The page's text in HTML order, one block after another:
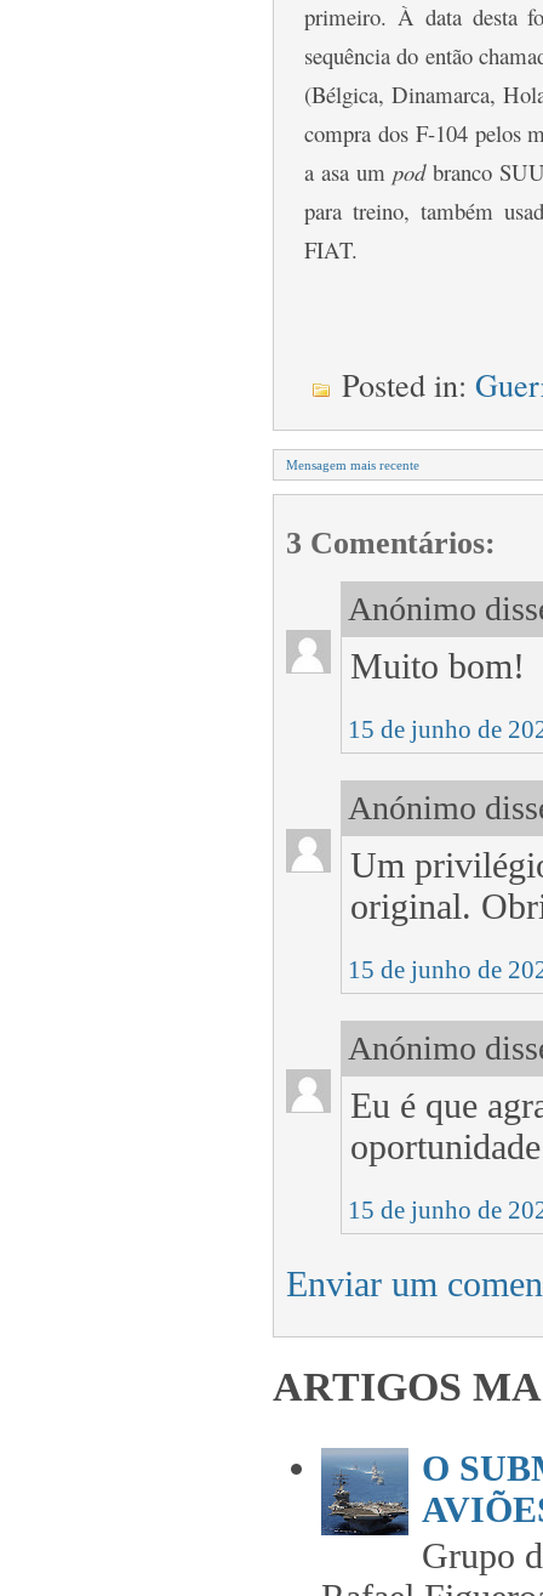
primeiro. À data desta
sequência do então
(Bélgica, Dinamarca,
compra dos F-104 pelos
a asa umpodbranco
para treino, também
FIAT.
Posted in:
Mensagem mais recente
3 Comentários:
Anónimo
Muito bom!
15 de junho de
Anónimo
Um
original.
15 de junho de
Anónimo
Eu é que
15 de junho de
Enviar um
ARTIGOS
O
Grupo